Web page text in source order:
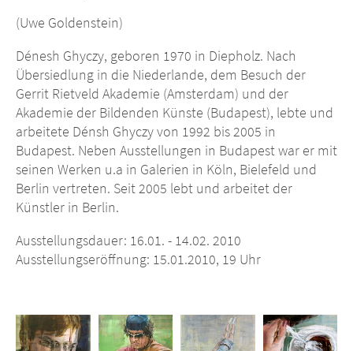
(Uwe Goldenstein)
Dénesh Ghyczy, geboren 1970 in Diepholz. Nach
Übersiedlung in die Niederlande, dem Besuch der
Gerrit Rietveld Akademie (Amsterdam) und der
Akademie der Bildenden Künste (Budapest), lebte und
arbeitete Dénsh Ghyczy von 1992 bis 2005 in
Budapest. Neben Ausstellungen in Budapest war er mit
seinen Werken u.a in Galerien in Köln, Bielefeld und
Berlin vertreten. Seit 2005 lebt und arbeitet der
Künstler in Berlin.
Ausstellungsdauer: 16.01. - 14.02. 2010
Ausstellungseröffnung: 15.01.2010, 19 Uhr